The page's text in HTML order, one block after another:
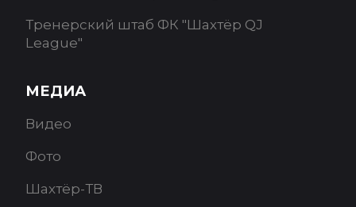
Тренерский штаб ФК "Шахтёр QJ
League"
МЕДИА
Видео
Фото
Шахтёр-ТВ